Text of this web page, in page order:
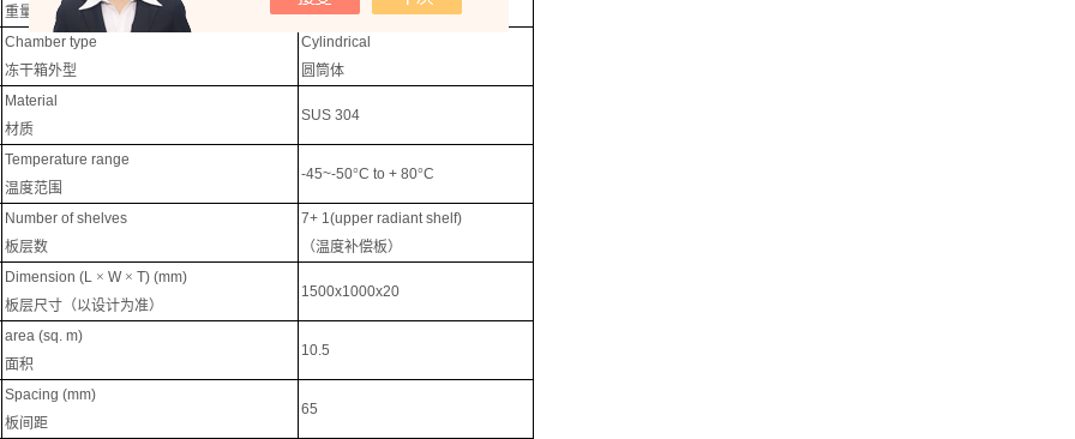
重量（大约）
Chamber type
冻干箱外型
Cylindrical
圆筒体
Material
材质
SUS 304
Temperature range
温度范围
-45~-50°C to + 80°C
Number of shelves
板层数
7+ 1(upper radiant shelf)
（温度补偿板）
Dimension (L × W × T) (mm)
板层尺寸（以设计为准）
1500x1000x20
area (sq. m)
面积
10.5
Spacing (mm)
板间距
65